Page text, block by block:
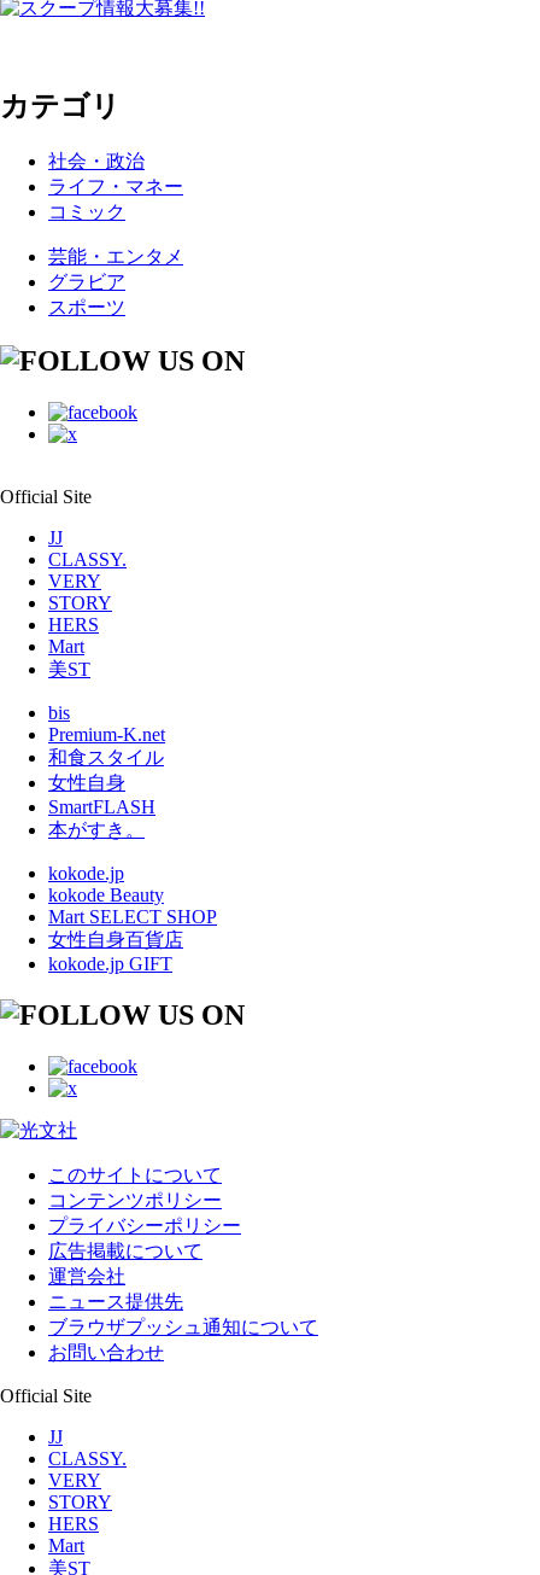
カテゴリ
社会・政治
ライフ・マネー
コミック
芸能・エンタメ
グラビア
スポーツ
Official Site
JJ
CLASSY.
VERY
STORY
HERS
Mart
美ST
bis
Premium-K.net
和食スタイル
女性自身
SmartFLASH
本がすき。
kokode.jp
kokode Beauty
Mart SELECT SHOP
女性自身百貨店
kokode.jp GIFT
このサイトについて
コンテンツポリシー
プライバシーポリシー
広告掲載について
運営会社
ニュース提供先
ブラウザプッシュ通知について
お問い合わせ
Official Site
JJ
CLASSY.
VERY
STORY
HERS
Mart
美ST